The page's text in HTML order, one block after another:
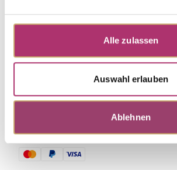
Alle zulassen
Auswahl erlauben
Ablehnen
Zahlungsmethoden